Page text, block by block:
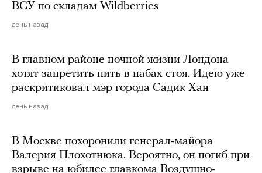
ВСУ по складам Wildberries
день назад
В главном районе ночной жизни Лондона
хотят запретить пить в пабах стоя. Идею уже
раскритиковал мэр города Садик Хан
день назад
В Москве похоронили генерал-майора
Валерия Плохотнюка. Вероятно, он погиб при
взрыве на юбилее главкома Воздушно-